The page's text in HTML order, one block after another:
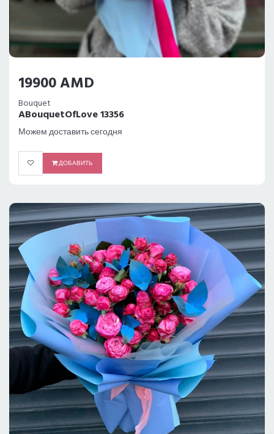
19900 AMD
Bouquet
ABouquetOfLove 13356
Можем доставить сегодня
ДОБАВИТЬ